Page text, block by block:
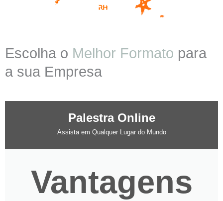
Escolha o Melhor Formato para
a sua Empresa
Palestra Online
Assista em Qualquer Lugar do Mundo
Vantagens